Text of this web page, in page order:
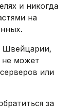
и никогда
на
Швейцарии,
не может
или
за